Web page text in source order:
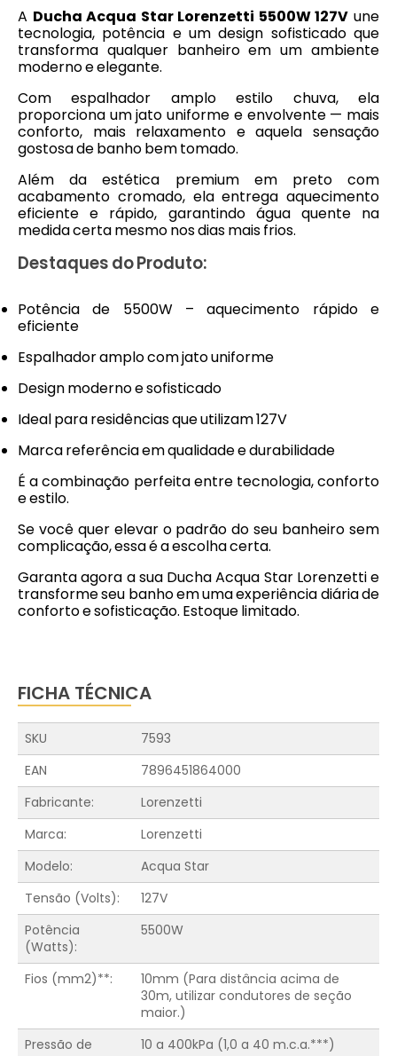
A Ducha Acqua Star Lorenzetti 5500W 127V une
tecnologia, potência e um design sofisticado que
transforma qualquer banheiro em um ambiente
moderno e elegante.
Com espalhador amplo estilo chuva, ela
proporciona um jato uniforme e envolvente — mais
conforto, mais relaxamento e aquela sensação
gostosa de banho bem tomado.
Além da estética premium em preto com
acabamento cromado, ela entrega aquecimento
eficiente e rápido, garantindo água quente na
medida certa mesmo nos dias mais frios.
Destaques do Produto:
Potência de 5500W – aquecimento rápido e
eficiente
Espalhador amplo com jato uniforme
Design moderno e sofisticado
Ideal para residências que utilizam 127V
Marca referência em qualidade e durabilidade
É a combinação perfeita entre tecnologia, conforto
e estilo.
Se você quer elevar o padrão do seu banheiro sem
complicação, essa é a escolha certa.
Garanta agora a sua Ducha Acqua Star Lorenzetti e
transforme seu banho em uma experiência diária de
conforto e sofisticação. Estoque limitado.
FICHA TÉCNICA
SKU
7593
EAN
7896451864000
Fabricante:
Lorenzetti
Marca:
Lorenzetti
Modelo:
Acqua Star
Tensão (Volts):
127V
Potência
(Watts):
5500W
Fios (mm2)**:
10mm (Para distância acima de
30m, utilizar condutores de seção
maior.)
Pressão de
10 a 400kPa (1,0 a 40 m.c.a.***)